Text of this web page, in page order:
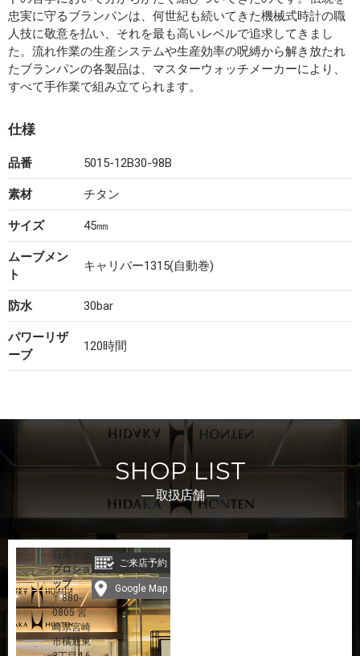
忠実に守るブランパンは、何世紀も続いてきた機械式時計の職
人技に敬意を払い、それを最も高いレベルで追求してきまし
た。流れ作業の生産システムや生産効率の呪縛から解き放たれ
たブランパンの各製品は、マスターウォッチメーカーにより、
すべて手作業で組み立てられます。
仕様
品番 5015-12B30-98B
素材 チタン
サイズ 45㎜
ムーブメン
ト
キャリバー1315(自動巻)
防水 30bar
パワーリザ
ーブ
120時間
SHOP LIST
― 取扱店舗 ―
日髙本店
プロショ
ップ
〒880-
0805 宮
崎県宮崎
市橘通東
ご来店予約
Google Map